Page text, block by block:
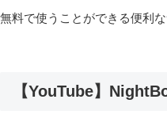
無料で使うことができる便利な
【YouTube】